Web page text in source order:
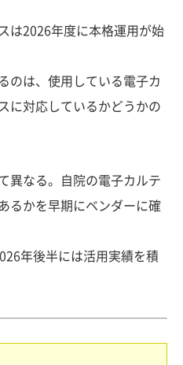
は2026年度に本格運用が始
のは、使用している電子カ
に対応しているかどうかの
異なる。自院の電子カルテ
るかを早期にベンダーに確
年後半には活用実績を積